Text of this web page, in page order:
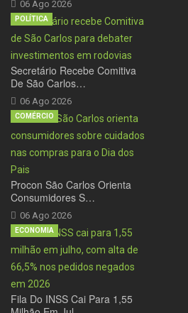
06 Ago 2026
Secretário Recebe Comitiva
De São Carlos…
06 Ago 2026
POLÍTICA
Procon São Carlos Orienta
Consumidores S…
06 Ago 2026
COMÉRCIO
Fila Do INSS Cai Para 1,55
ECONOMIA